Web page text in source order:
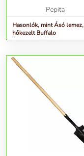
Pepita
Hasonlók, mint Ásó lemez,
hőkezelt Buffalo